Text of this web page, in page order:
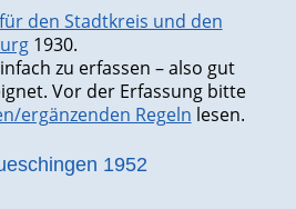
den Stadtkreis und den
1930.
zu erfassen – also gut
Vor der Erfassung bitte
ergänzenden Regeln lesen.
1952